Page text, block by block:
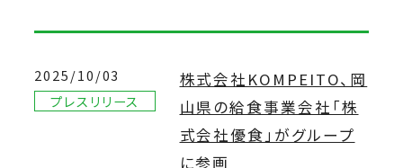
2025/10/03
プレスリリース
株式会社KOMPEITO、岡
山県の給食事業会社「株
式会社優食」がグループ
に参画